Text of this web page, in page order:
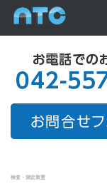
Skip to content
検査・測定装置